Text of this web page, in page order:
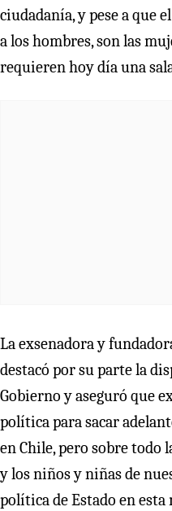
ciudadanía, y pese a que
a los hombres, son las
requieren hoy día una
La exsenadora y
destacó por su parte la
Gobierno y aseguró que
política para sacar
en Chile, pero sobre todo
y los niños y niñas de
política de Estado en